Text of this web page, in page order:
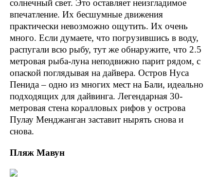
солнечный свет. Это оставляет неизгладимое
впечатление. Их бесшумные движения
практически невозможно ощутить. Их очень
много. Если думаете, что погрузившись в воду,
распугали всю рыбу, тут же обнаружите, что 2.5
метровая рыба-луна неподвижно парит рядом, с
опаской поглядывая на дайвера. Остров Нуса
Пенида – одно из многих мест на Бали, идеально
подходящих для дайвинга. Легендарная 30-
метровая стена коралловых рифов у острова
Пулау Менджанган заставит нырять снова и
снова.
Пляж Мавун